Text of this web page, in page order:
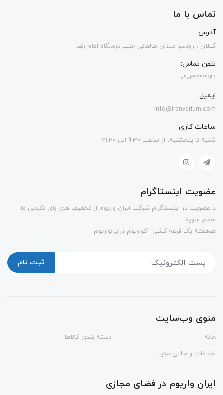
تماس با ما
آدرس:
گیلان ، رودسر میدان طالقانی جنب درمانگاه امام رضا
تلفن تماس:
09034319141
ایمیل:
info@iranvarium.com
ساعات کاری:
شنبه تا پنجشنبه، از ساعت 9.30 الی 21.30
عضویت اینستاگرام
با عضویت در اینستاگرام شرکت ایران واریوم از تخفیف های باور نکردنی ما
مطلع شوید.
هرهفته یک قرعه کشی آکواریوم درایرانواریوم
ثبت نام
منوی وب‌سایت
خانه
دسته بندی کالاها
اطلاعات و مالتی مدیا
ایران واریوم در فضای مجازی